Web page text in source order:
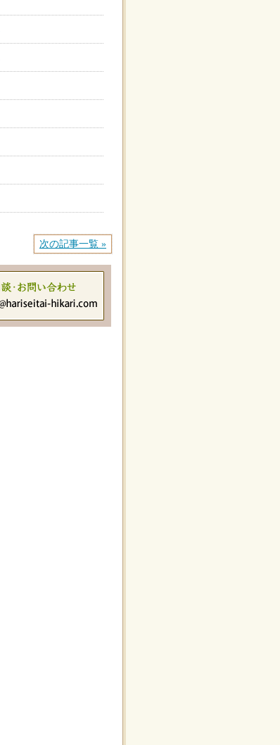
次の記事一覧 »